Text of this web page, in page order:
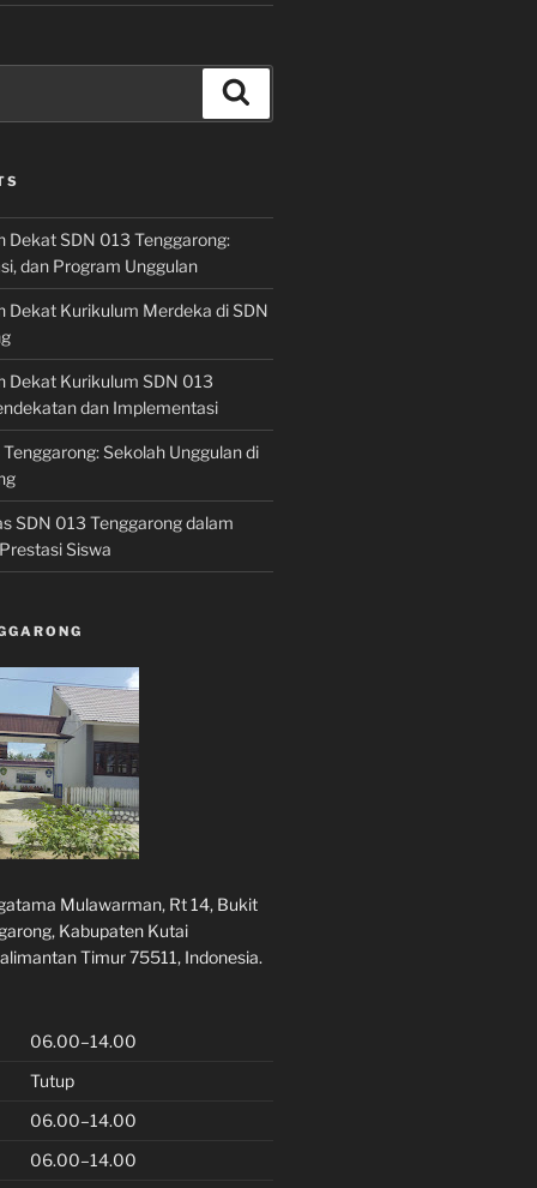
Dekat SDN 013 Tenggarong:
dan Program Unggulan
Dekat Kurikulum Merdeka di SDN
Dekat Kurikulum SDN 013
dan Implementasi
Sekolah Unggulan di
SDN 013 Tenggarong dalam
Siswa
Mulawarman, Rt 14, Bukit
Kabupaten Kutai
Timur 75511, Indonesia.
06.00–14.00
Tutup
06.00–14.00
06.00–14.00